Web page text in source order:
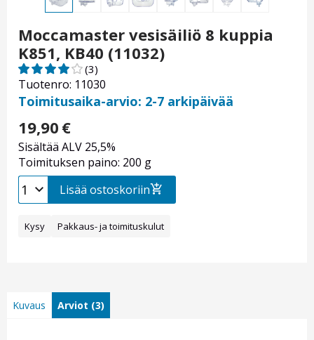
Moccamaster vesisäiliö 8 kuppia
K851, KB40 (11032)
Tuotenro: 11030
(3)
Toimitusaika-arvio: 2-7 arkipäivää
19,90 €
Sisältää ALV 25,5%
Toimituksen paino: 200 g
Lisää ostoskoriin
Kysy Pakkaus- ja toimituskulut
Kuvaus Arviot (3)